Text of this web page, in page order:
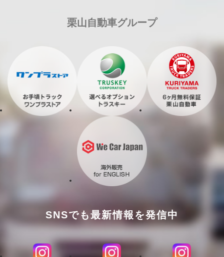
栗山自動車グループ
SNSでも最新情報を発信中